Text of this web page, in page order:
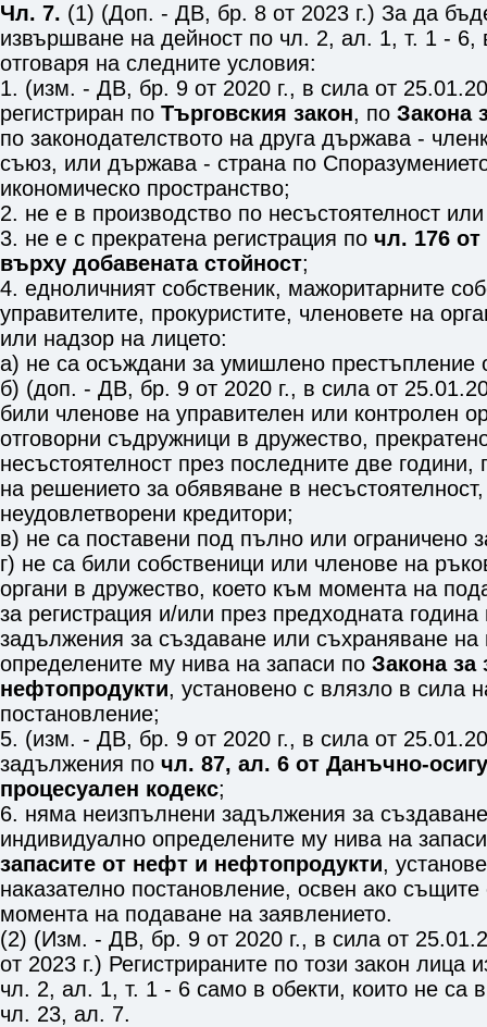
Чл. 7. (1) (Доп. - ДВ, бр. 8 от 2023 г.) За да
извършване на дейност по чл. 2, ал. 1, т. 1 - 6,
отговаря на следните условия:
1. (изм. - ДВ, бр. 9 от 2020 г., в сила от
регистриран по Търговския закон, по Закона
по законодателството на друга държава -
съюз, или държава - страна по
икономическо пространство;
2. не е в производство по несъстоятелност
3. не е с прекратена регистрация по чл. 176
върху добавената стойност;
4. едноличният собственик, мажоритарните
управителите, прокуристите, членовете на
или надзор на лицето:
а) не са осъждани за умишлено престъпление
б) (доп. - ДВ, бр. 9 от 2020 г., в сила от
били членове на управителен или контролен
отговорни съдружници в дружество,
несъстоятелност през последните две
на решението за обявяване в
неудовлетворени кредитори;
в) не са поставени под пълно или ограничено
г) не са били собственици или членове на
органи в дружество, което към момента на
за регистрация и/или през предходната
задължения за създаване или съхраняване на
определените му нива на запаси по Закона за
нефтопродукти, установено с влязло в сила
постановление;
5. (изм. - ДВ, бр. 9 от 2020 г., в сила от
задължения по чл. 87, ал. 6 от Данъчно-
процесуален кодекс;
6. няма неизпълнени задължения за
индивидуално определените му нива на
запасите от нефт и нефтопродукти,
наказателно постановление, освен ако
момента на подаване на заявлението.
(2) (Изм. - ДВ, бр. 9 от 2020 г., в сила от
от 2023 г.) Регистрираните по този закон лица
чл. 2, ал. 1, т. 1 - 6 само в обекти, които не са
чл. 23, ал. 7.